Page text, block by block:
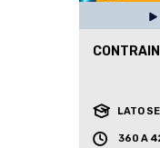
LATO
360 A